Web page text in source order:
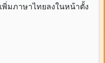
พิ่มภาษาไทยลงในหน้าตั้ง